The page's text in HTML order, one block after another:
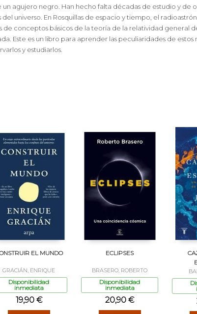
agujero negro. Han hecho falta décadas de estudio y de
universo. En Rosquillas de espacio y tiempo, el
conceptos básicos de la teoría de la relatividad general
Este es un libro para aprender las peculiaridades de
y estudiarlos.
EL MUNDO
GRACIÁN, ENRIQUE
Disponibilidad
inmediata
19,90 €
ECLIPSES
BRASERO, ROBERTO
Disponibilidad
inmediata
20,90 €